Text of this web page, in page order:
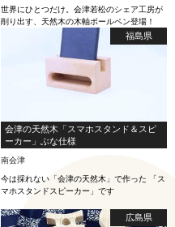
世界にひとつだけ。会津若松のシェア工房が
削り出す、天然木の木軸ボールペン登場！
福島県
会津の天然木「スマホスタンド＆スピ
ーカー」ぶな仕様
南会津
今は採れない「会津の天然木」で作った 「ス
マホスタンドスピーカー」です
広島県